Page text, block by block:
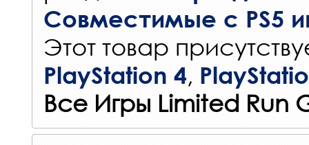
Совместимые с PS5
Этот товар
PlayStation 4,
Все Игры Limited Run